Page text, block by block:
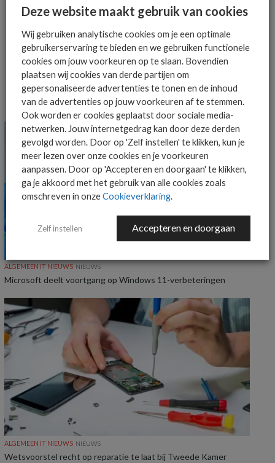
MEER OVER BART SELTEN
PETER GIJZENBERG STRATEGISCH PARTNERSHIP
MEER ALGEMEEN IT NIEUWS NIEUWS
ALGEMEEN IT NIEUWS NIEUWS
Microsoft deelt voortgang op Windows 11-verbeteringen
ALGEMEEN IT NIEUWS NIEUWS
Wetsvoorstel recht op reparatie te laat bij Tweede Kamer
Deze website maakt gebruik van cookies
Wij gebruiken analytische cookies om je een optimale
gebruikerservaring te bieden en we gebruiken functionele
cookies om jouw voorkeuren op te slaan. Bovendien
plaatsen wij cookies van derde partijen om
gepersonaliseerde advertenties te tonen en de inhoud
van de advertenties op jouw voorkeuren af te stemmen.
Ook worden er cookies geplaatst door sociale media-
netwerken. Jouw internetgedrag kan door deze derden
gevolgd worden. Door op 'Zelf instellen' te klikken, kun je
meer lezen over onze cookies en je voorkeuren
aanpassen. Door op 'Accepteren en doorgaan' te klikken,
ga je akkoord met het gebruik van alle cookies zoals
omschreven in onzeCookieverklaring.
Zelf instellen Accepteren en doorgaan